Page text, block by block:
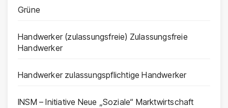
Grüne
Handwerker (zulassungsfreie) Zulassungsfreie
Handwerker
Handwerker zulassungspflichtige Handwerker
INSM – Initiative Neue „Soziale“ Marktwirtschaft